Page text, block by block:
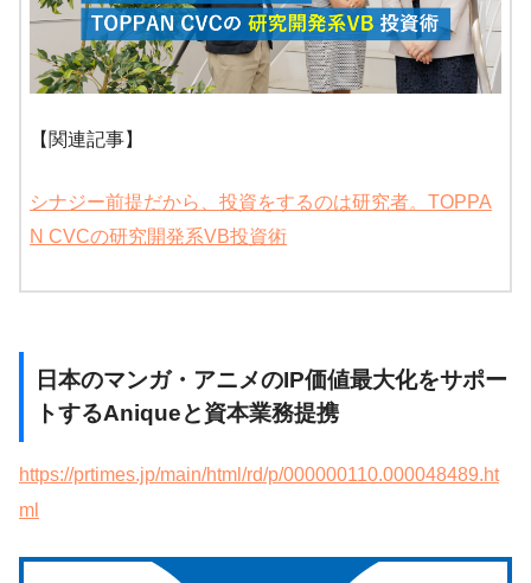
【関連記事】
シナジー前提だから、投資をするのは研究者。TOPPA
N CVCの研究開発系VB投資術
日本のマンガ・アニメのIP価値最大化をサポー
トするAniqueと資本業務提携
https://prtimes.jp/main/html/rd/p/000000110.000048489.ht
ml